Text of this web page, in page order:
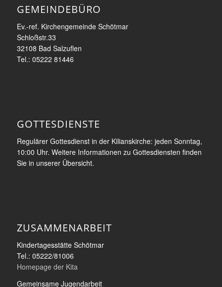
GEMEINDEBÜRO
Ev.-ref. Kirchengemeinde Schötmar
Schloßstr.33
32108 Bad Salzuflen
Tel.: 05222 81446
GOTTESDIENSTE
Regulärer Gottesdienst in der Kilianskirche: jeden Sonntag,
10:00 Uhr. Weitere Informationen zu Gottesdiensten finden
Sie in unserer Übersicht.
ZUSAMMENARBEIT
Kindertagesstätte Schötmar
Tel.: 05222/81006
Homepage der Kita
Gemeinsame Jugendarbeit